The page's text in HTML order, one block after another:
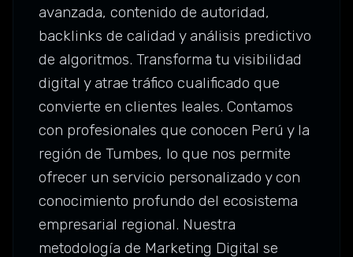
avanzada, contenido de autoridad,
backlinks de calidad y análisis predictivo
de algoritmos. Transforma tu visibilidad
digital y atrae tráfico cualificado que
convierte en clientes leales. Contamos
con profesionales que conocen Perú y la
región de Tumbes, lo que nos permite
ofrecer un servicio personalizado y con
conocimiento profundo del ecosistema
empresarial regional. Nuestra
metodología de Marketing Digital se